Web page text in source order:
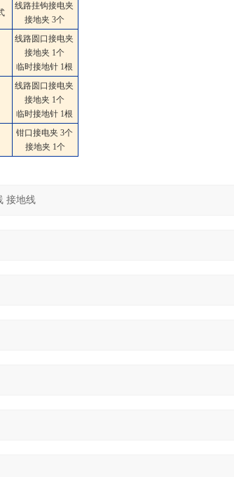
线路挂钩接电夹
接地夹 3个
线路圆口接电夹
接地夹 1个
临时接地针 1根
线路圆口接电夹
接地夹 1个
临时接地针 1根
钳口接电夹 3个
接地夹 1个